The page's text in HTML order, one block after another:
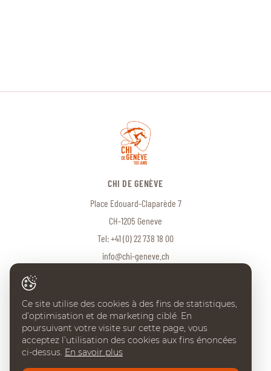
CHI DE GENÈVE
Place Edouard-Claparède 7
CH-1205 Geneve
Tel:+41 (0) 22 738 18 00
info@chi-geneve.ch
© 2026 CHI de Genève. Tous droits réservés
Created with♥byArtionet· Generated with IceCube2.Net
Ce site utilise des cookies à des fins de statistiques,
d’optimisation et de marketing ciblé. En
poursuivant votre visite sur cette page, vous
acceptez l’utilisation des cookies aux fins énoncées
ci-dessus. En savoir plus